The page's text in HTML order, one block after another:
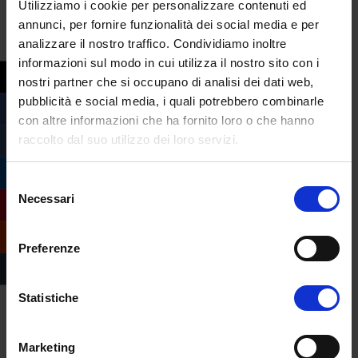
Utilizziamo i cookie per personalizzare contenuti ed
annunci, per fornire funzionalità dei social media e per
analizzare il nostro traffico. Condividiamo inoltre
informazioni sul modo in cui utilizza il nostro sito con i
nostri partner che si occupano di analisi dei dati web,
pubblicità e social media, i quali potrebbero combinarle
con altre informazioni che ha fornito loro o che hanno
raccolto dal suo utilizzo dei loro servizi.
delNecessari
Preferenze
Statistiche
Marketing
sicuramente aiuta è cercar di aver
un’alimentazione sana diminuendo l’alcol,
caffè, cibi con alto tasso glicemico e ridurre